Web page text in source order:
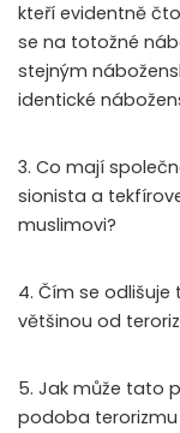
kteří evidentně
se na totožné
stejným
identické
3. Co mají
sionista a
muslimovi?
4. Čím se odlišuje
většinou od
5. Jak může tato
podoba